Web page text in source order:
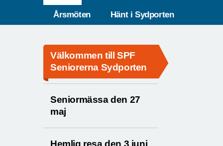
Årsmöten Hänt i Sydporten
Välkommen till SPF
Seniorerna Sydporten
Seniormässa den 27
maj
Hemlig resa den 3 juni